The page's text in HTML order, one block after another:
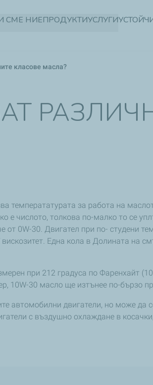
Премини
СМЕ НИЕПРОДУКТИУСЛУГИ
класове масла?
температатурата за работа на
е числото, толкова по-малко то се
от 0W-30. Двигател при по- студени
Една кола в Долината на
при 212 градуса по Фаренхайт
30 масло ще изтънее по-бързо
автомобилни двигатели, но може да
с въздушно охлаждане в